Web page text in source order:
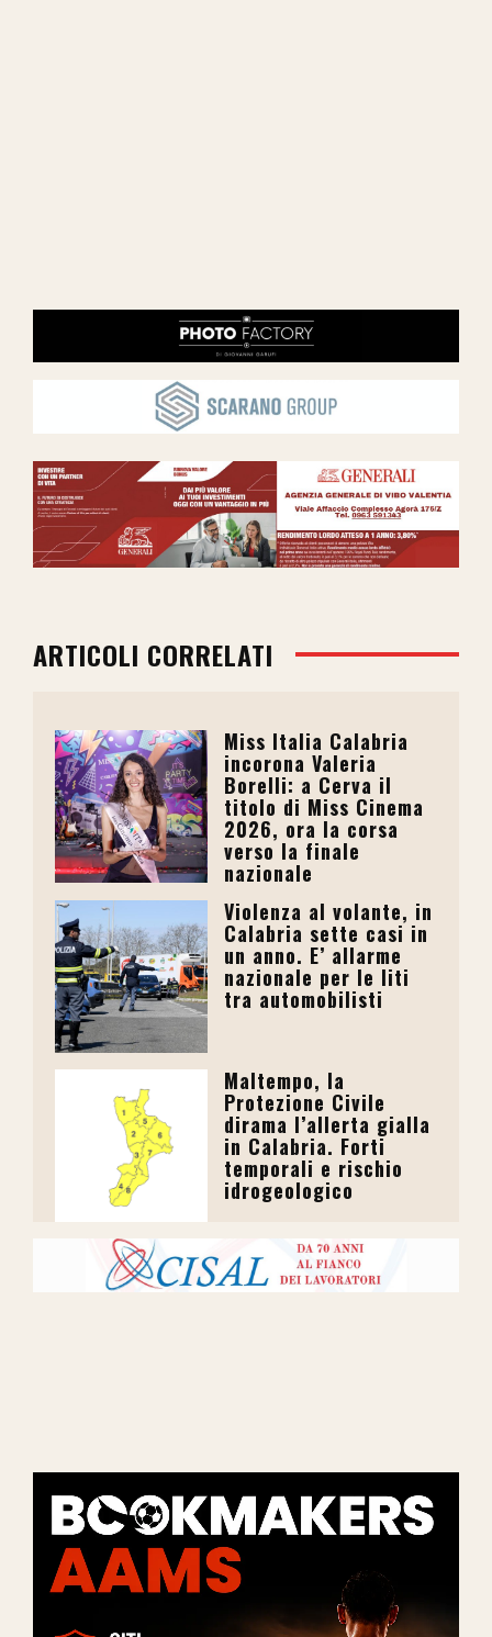
ARTICOLI CORRELATI
Miss Italia Calabria
incorona Valeria
Borelli: a Cerva il
titolo di Miss Cinema
2026, ora la corsa
verso la finale
nazionale
Violenza al volante, in
Calabria sette casi in
un anno. E’ allarme
nazionale per le liti
tra automobilisti
Maltempo, la
Protezione Civile
dirama l’allerta gialla
in Calabria. Forti
temporali e rischio
idrogeologico